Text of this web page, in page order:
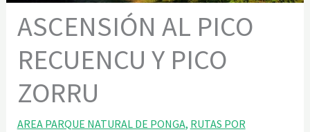
ASCENSIÓN AL PICO
RECUENCU Y PICO
ZORRU
AREA PARQUE NATURAL DE PONGA, RUTAS POR